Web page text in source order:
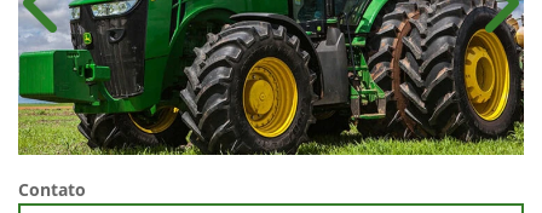
Anterior
Contato